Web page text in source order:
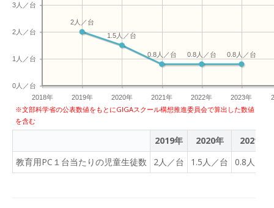
2018年 2019年 2020年 2021年 2022年 2023年
0人／台
1人／台
2人／台
3人／台
0.8人／台
0.8人／台
0.8人／台
1.5人／台
2人／台
※文部科学省の公表数値をもとにGIGAスクール構想推進委員会で算出した数値
を含む
2019年 2020年
2021年
教育用PC１台当たりの児童生徒数
2人／台 1.5人／台 0.8人／台